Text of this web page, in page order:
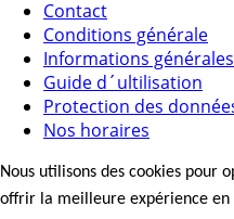
Contact
Conditions générale
Informations générales
Guide d´ultilisation
Protection des
Nos horaires
Nous utilisons des cookies pour
offrir la meilleure expérience en